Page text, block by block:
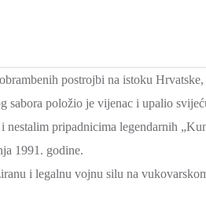
postrojbi na istoku
sabora položio je vijenac i upalio
pripadnicima legendarnih
1991. godine.
i legalnu vojnu silu na